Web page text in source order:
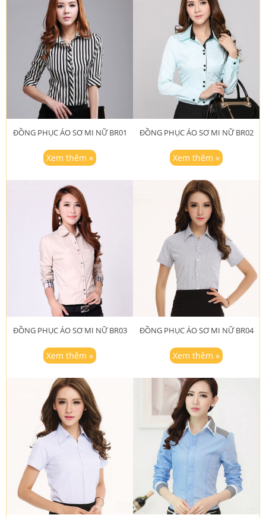
ĐỒNG PHỤC ÁO SƠ MI NỮ BR01
Xem thêm »
ĐỒNG PHỤC ÁO SƠ MI NỮ BR02
Xem thêm »
ĐỒNG PHỤC ÁO SƠ MI NỮ BR03
Xem thêm »
ĐỒNG PHỤC ÁO SƠ MI NỮ BR04
Xem thêm »